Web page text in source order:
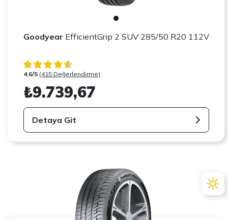
Goodyear EfficientGrip 2 SUV 285/50 R20 112V
4.6/5 (415 Değerlendirme)
₺9.739,67
Detaya Git